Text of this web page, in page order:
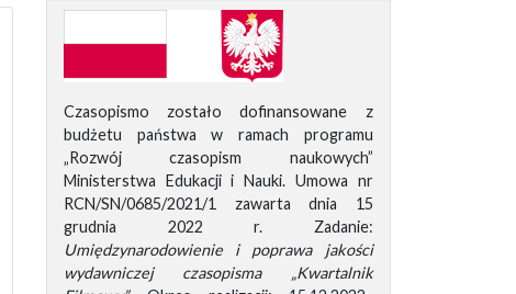
Czasopismo zostało dofinansowane z
budżetu państwa w ramach programu
„Rozwój czasopism naukowych”
Ministerstwa Edukacji i Nauki. Umowa nr
RCN/SN/0685/2021/1 zawarta dnia 15
grudnia 2022 r. Zadanie:
Umiędzynarodowienie i poprawa jakości
wydawniczej czasopisma „Kwartalnik